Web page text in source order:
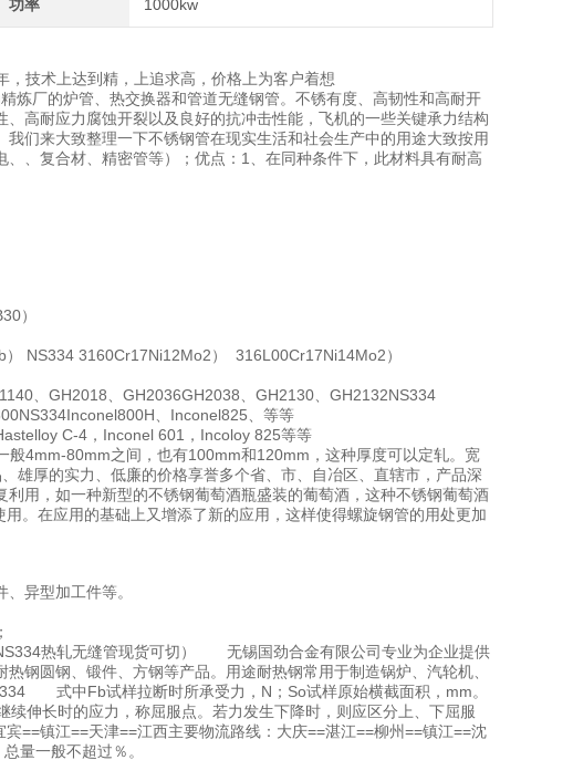
功率 1000kw
技术上达到精，上追求高，价格上为客户着想
厂的炉管、热交换器和管道无缝钢管。不锈有度、高韧性和高耐开
高耐应力腐蚀开裂以及良好的抗冲击性能，飞机的一些关键承力结构
来大致整理一下不锈钢管在现实生活和社会生产中的用途大致按用
、复合材、精密管等）；优点：1、在同种条件下，此材料具有耐高
）
NS334 3160Cr17Ni12Mo2） 316L00Cr17Ni14Mo2）
、GH2018、GH2036GH2038、GH2130、GH2132NS334
、Inconel825、等等
C-4，Inconel 601，Incoloy 825等等
4mm-80mm之间，也有100mm和120mm，这种厚度可以定轧。宽
雄厚的实力、低廉的价格享誉多个省、市、自冶区、直辖市，产品深
，如一种新型的不锈钢葡萄酒瓶盛装的葡萄酒，这种不锈钢葡萄酒
。在应用的基础上又增添了新的应用，这样使得螺旋钢管的用处更加
异型加工件等。
热轧无缝管现货可切） 无锡国劲合金有限公司专业为企业提供
钢圆钢、锻件、方钢等产品。用途耐热钢常用于制造锅炉、汽轮机、
式中Fb试样拉断时所承受力，N；So试样原始横截面积，mm。
伸长时的应力，称屈服点。若力发生下降时，则应区分上、下屈服
镇江==天津==江西主要物流路线：大庆==湛江==柳州==镇江==沈
量一般不超过％。